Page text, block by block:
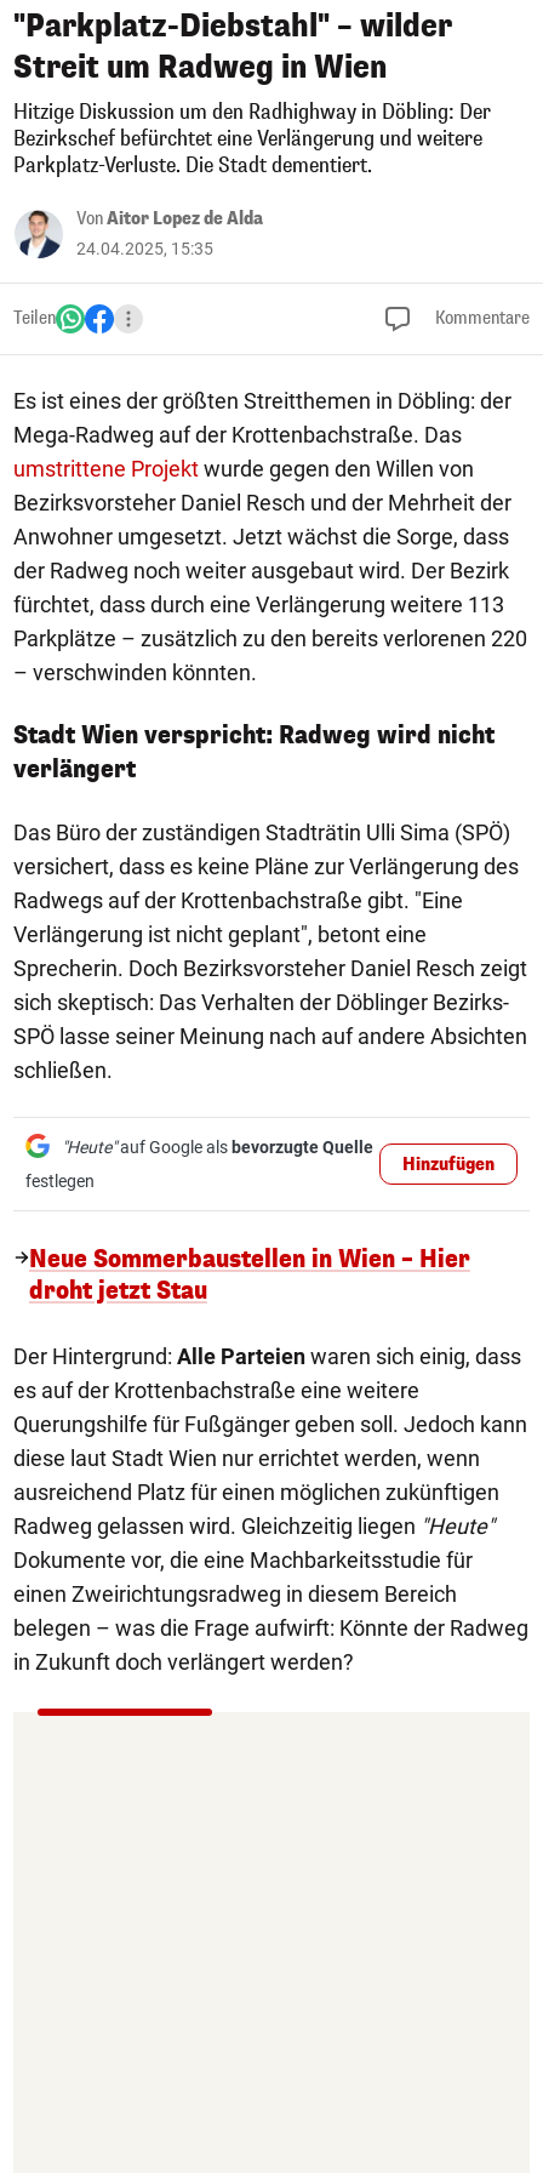
"Parkplatz-Diebstahl" – wilder
Streit um Radweg in Wien
Hitzige Diskussion um den Radhighway in Döbling: Der
Bezirkschef befürchtet eine Verlängerung und weitere
Parkplatz-Verluste. Die Stadt dementiert.
VonAitor Lopez de Alda
24.04.2025, 15:35
Teilen Kommentare
Es ist eines der größten Streitthemen in Döbling: der
Mega-Radweg auf der Krottenbachstraße. Das
umstrittene Projektwurde gegen den Willen von
Bezirksvorsteher Daniel Resch und der Mehrheit der
Anwohner umgesetzt. Jetzt wächst die Sorge, dass
der Radweg noch weiter ausgebaut wird. Der Bezirk
fürchtet, dass durch eine Verlängerung weitere 113
Parkplätze – zusätzlich zu den bereits verlorenen 220
– verschwinden könnten.
Stadt Wien verspricht: Radweg wird nicht
verlängert
Das Büro der zuständigen Stadträtin Ulli Sima (SPÖ)
versichert, dass es keine Pläne zur Verlängerung des
Radwegs auf der Krottenbachstraße gibt. "Eine
Verlängerung ist nicht geplant", betont eine
Sprecherin. Doch Bezirksvorsteher Daniel Resch zeigt
sich skeptisch: Das Verhalten der Döblinger Bezirks-
SPÖ lasse seiner Meinung nach auf andere Absichten
schließen.
"Heute"auf Google als bevorzugte Quelle
festlegen
Hinzufügen
Neue Sommerbaustellen in Wien – Hier
droht jetzt Stau
Der Hintergrund: Alle Parteienwaren sich einig, dass
es auf der Krottenbachstraße eine weitere
Querungshilfe für Fußgänger geben soll. Jedoch kann
diese laut Stadt Wien nur errichtet werden, wenn
ausreichend Platz für einen möglichen zukünftigen
Radweg gelassen wird. Gleichzeitig liegen "Heute"
Dokumente vor, die eine Machbarkeitsstudie für
einen Zweirichtungsradweg in diesem Bereich
belegen – was die Frage aufwirft: Könnte der Radweg
in Zukunft doch verlängert werden?